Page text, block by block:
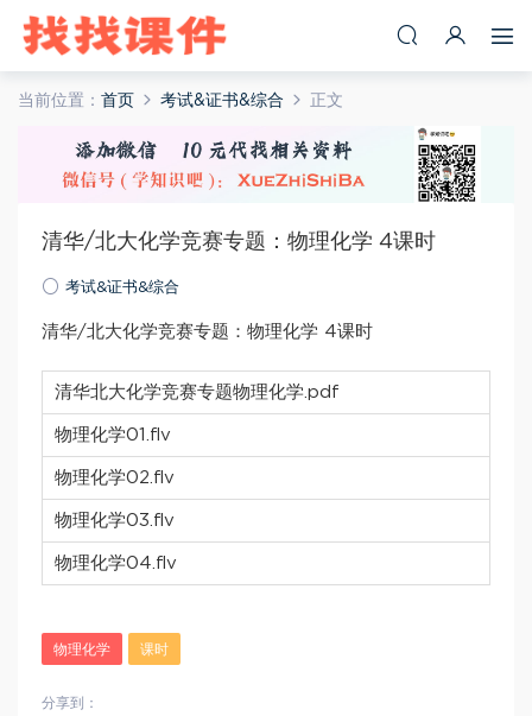
当前位置： 首页 考试&证书&综合 正文
清华/北大化学竞赛专题：物理化学 4课时
考试&证书&综合
清华/北大化学竞赛专题：物理化学 4课时
清华北大化学竞赛专题物理化学.pdf
物理化学01.flv
物理化学02.flv
物理化学03.flv
物理化学04.flv
物理化学 课时
分享到：